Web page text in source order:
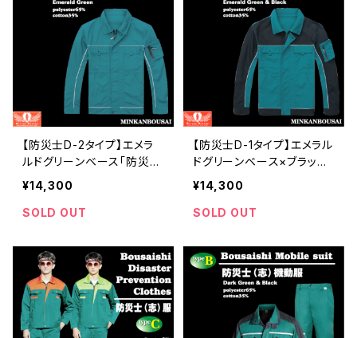
【防災士D-2タイプ】エメラ
ルドグリーンベース「防災士
（志）機動服」 | 危機管理ブ
ランド民間防災
¥14,300
SOLD OUT
【防災士D-1タイプ】エメラル
ドグリーンベース×ブラック
「防災士（志）機動服」 | 危
機管理ブランド民間防災
¥14,300
SOLD OUT